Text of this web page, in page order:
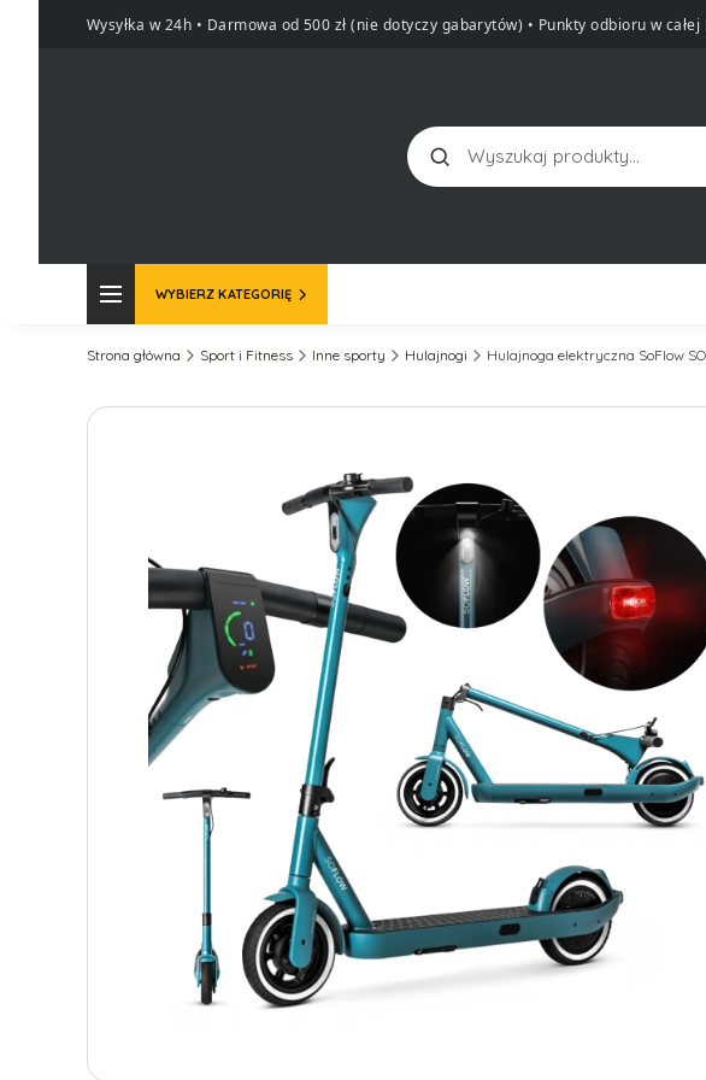
Wysyłka w 24h • Darmowa od 500 zł (nie dotyczy gabarytów) • Punkty odbioru w całej
Szukaj
WYBIERZ KATEGORIĘ
Strona główna Sport i Fitness Inne sporty Hulajnogi Hulajnoga elektryczna SoFlow